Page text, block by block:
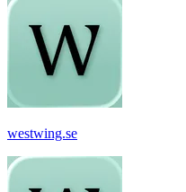
westwing.se